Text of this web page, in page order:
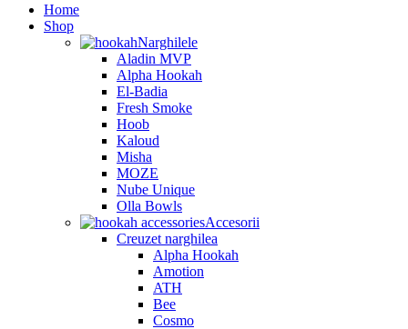
Home
Shop
Narghilele
Aladin MVP
Alpha Hookah
El-Badia
Fresh Smoke
Hoob
Kaloud
Misha
MOZE
Nube Unique
Olla Bowls
Accesorii
Creuzet narghilea
Alpha Hookah
Amotion
ATH
Bee
Cosmo